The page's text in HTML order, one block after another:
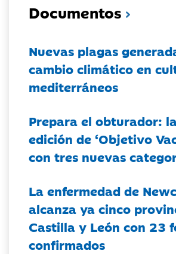
Documentos
Nuevas plagas
cambio climático en
mediterráneos
Prepara el obturador:
edición de ‘Objetivo
con tres nuevas
La enfermedad de
alcanza ya cinco
Castilla y León con 23
confirmados